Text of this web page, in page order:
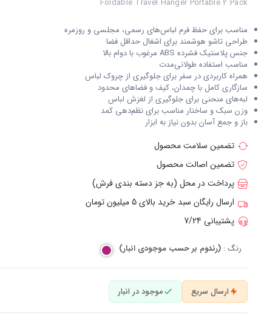
مناسب برای حفظ فرم لباس‌های رسمی، مجلسی و روزمره
طراحی تاشو هوشمند برای اشغال حداقل فضا
جنس پلاستیک فشرده ABS مرغوب با دوام بالا
مناسب استفاده طولانی‌مدت
همراه کاربردی در سفر برای جلوگیری از چروک لباس
سازگاری کامل با چمدان، کیف و فضاهای محدود
لبه‌های منحنی برای جلوگیری از لغزش لباس
وزن سبک و ساختار مناسب برای نظم‌دهی کمد
باز و جمع آسان بدون نیاز به ابزار
تضمین سلامت محصول
تضمین اصالت محصول
پرداخت در محل (به جز دسته بندی فرش)
ارسال رایگان سبد خرید بالای 5 میلیون تومان
پشتیبانی 7/24
رنگ : (رندوم بر حسب موجودی انبار)
ارسال سریع موجود در انبار